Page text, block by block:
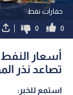
حفارات نفط
0
0
أسعار
تصاعد نذر
استمع للخبر: